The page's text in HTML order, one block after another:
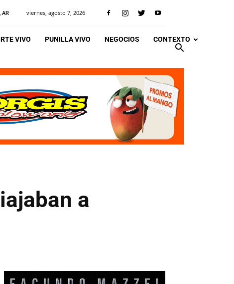
AR viernes, agosto 7, 2026
VIVO PUNILLA VIVO NEGOCIOS CONTEXTO
a